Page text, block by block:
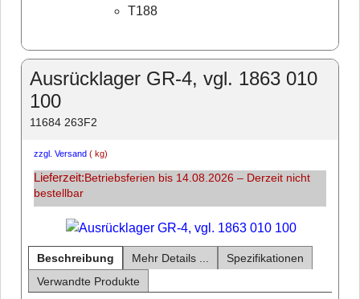
T188
Ausrücklager GR-4, vgl. 1863 010
100
11684 263F2
zzgl. Versand kg
Lieferzeit:Betriebsferien bis 14.08.2026 – Derzeit nicht
bestellbar
Beschreibung Mehr Details ...
Spezifikationen
Verwandte Produkte